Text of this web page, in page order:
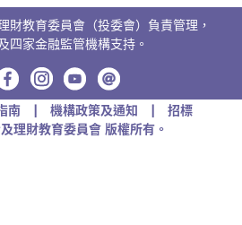
財教育委員會（投委會）負責管理，
四家金融監管機構支持。
南 機構政策及通知
招標
理財教育委員會 版權所有。